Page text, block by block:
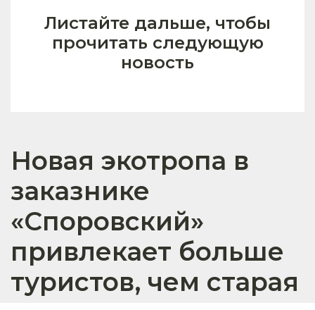
Листайте дальше, чтобы
прочитать следующую
новость
Новая экотропа в
заказнике
«Споровский»
привлекает больше
туристов, чем старая